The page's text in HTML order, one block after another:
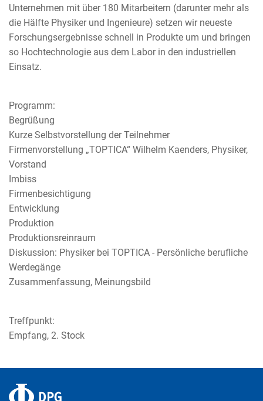
Unternehmen mit über 180 Mitarbeitern (darunter mehr als
die Hälfte Physiker und Ingenieure) setzen wir neueste
Forschungsergebnisse schnell in Produkte um und bringen
so Hochtechnologie aus dem Labor in den industriellen
Einsatz.
Programm:
Begrüßung
Kurze Selbstvorstellung der Teilnehmer
Firmenvorstellung „TOPTICA“ Wilhelm Kaenders, Physiker,
Vorstand
Imbiss
Firmenbesichtigung
Entwicklung
Produktion
Produktionsreinraum
Diskussion: Physiker bei TOPTICA - Persönliche berufliche
Werdegänge
Zusammenfassung, Meinungsbild
Treffpunkt:
Empfang, 2. Stock